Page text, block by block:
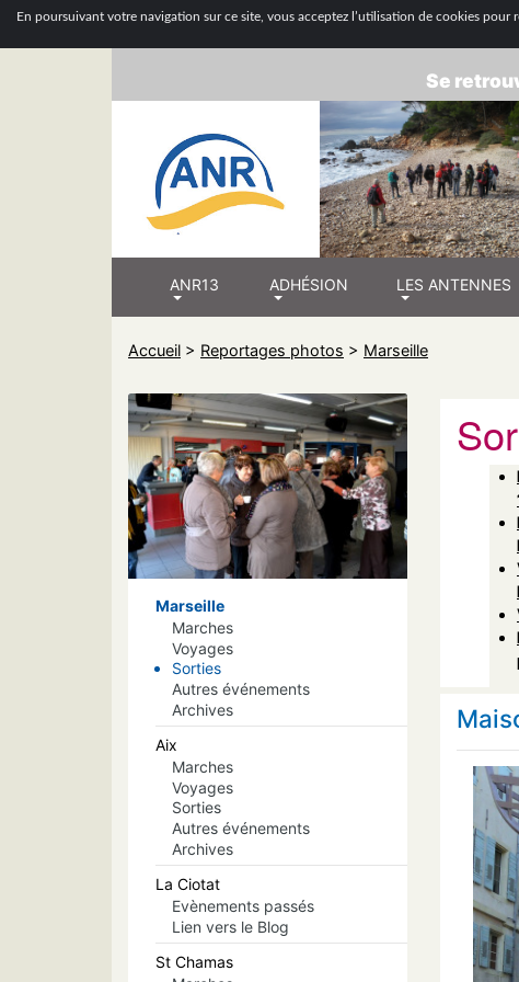
En poursuivant votre navigation sur ce site, vous acceptez l’utilisation de cookies pour
ASSOCIATION
Se
ANR13 ADHÉSION LES ANTENNES
Accueil > Reportages photos > Marseille
Marseille
Marches
Voyages
Sorties
Autres événements
Archives
Aix
Marches
Voyages
Sorties
Autres événements
Archives
La Ciotat
Evènements passés
Lien vers le Blog
St Chamas